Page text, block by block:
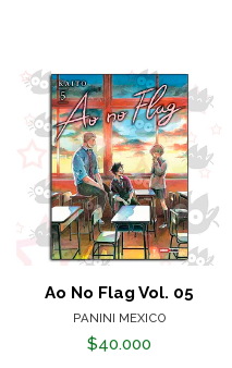
Ao No Flag Vol. 05
PANINI MEXICO
$40.000